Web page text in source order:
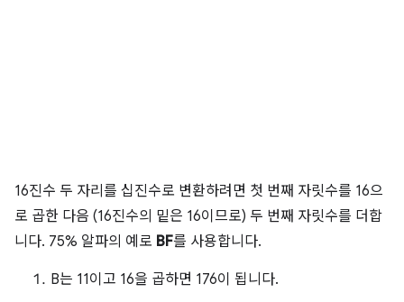
16진수 두 자리를 십진수로 변환하려면 첫 번째 자릿수를 16으
로 곱한 다음 (16진수의 밑은 16이므로) 두 번째 자릿수를 더합
니다. 75% 알파의 예로 BF를 사용합니다.
B는 11이고 16을 곱하면 176이 됩니다.